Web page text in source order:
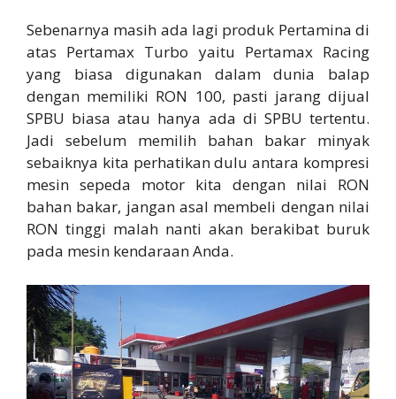
Sebenarnya masih ada lagi produk Pertamina di
atas Pertamax Turbo yaitu Pertamax Racing
yang biasa digunakan dalam dunia balap
dengan memiliki RON 100, pasti jarang dijual
SPBU biasa atau hanya ada di SPBU tertentu.
Jadi sebelum memilih bahan bakar minyak
sebaiknya kita perhatikan dulu antara kompresi
mesin sepeda motor kita dengan nilai RON
bahan bakar, jangan asal membeli dengan nilai
RON tinggi malah nanti akan berakibat buruk
pada mesin kendaraan Anda.